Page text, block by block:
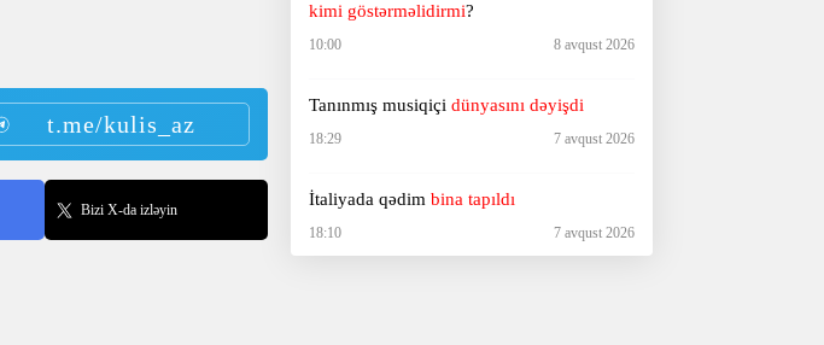
t.me/kulis_az
Bizi X-da izləyin
kimi göstərməlidirmi?
10:00 8 avqust 2026
Tanınmış musiqiçi dünyasını dəyişdi
18:29 7 avqust 2026
İtaliyada qədim bina tapıldı
18:10 7 avqust 2026